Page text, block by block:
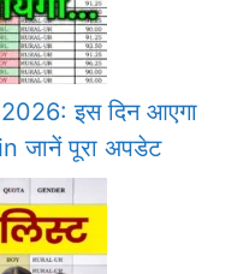
इस दिन आएगा
जानें पूरा अपडेट